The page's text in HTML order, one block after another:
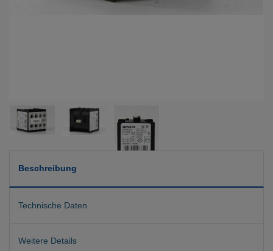
Beschreibung
Technische Daten
Weitere Details